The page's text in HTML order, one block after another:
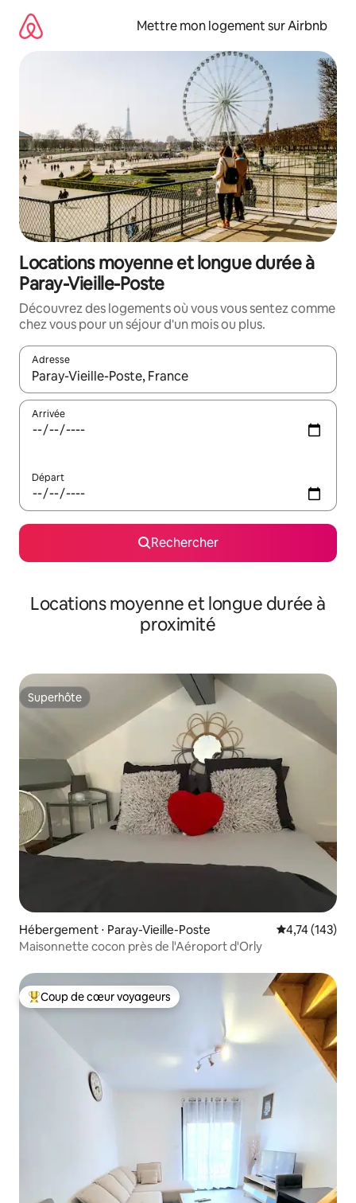
directement
Mettre mon logement sur Airbnb
Locations moyenne et longue durée à
Paray-Vieille-Poste
Découvrez des logements où vous vous sentez comme
chez vous pour un séjour d'un mois ou plus.
Adresse
Lorsque les résultats s'affichent, utilisez les flèches vers le
Arrivée
Départ
Rechercher
Locations moyenne et longue durée à
proximité
Superhôte
Superhôte
Hébergement ⋅ Paray-Vieille-Poste Évaluation
4,74 (143)
Maisonnette cocon près de l'Aéroport d'Orly
Coups de cœur voyageurs les plus appréciés
Coup de cœur voyageurs